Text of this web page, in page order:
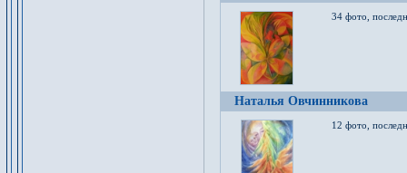
34 фото,
Наталья Овчинникова
12 фото,